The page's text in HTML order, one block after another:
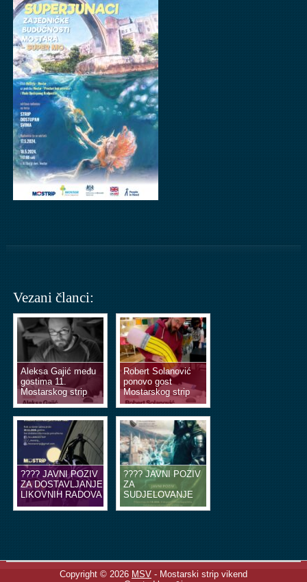
Vezani članci:
Aleksa Gajić među
gostima 11.
Mostarskog strip
vikenda
Robert Solanović
ponovo gost
Mostarskog strip
vikenda
???? JAVNI POZIV
ZA DOSTAVLJANJE
LIKOVNIH RADOVA
U OBLIKU
???? JAVNI POZIV
ZA
SUDJELOVANJE
NA EDUKACIJSKIM
Copyright © 2026 MSV- Mostarski strip vikend